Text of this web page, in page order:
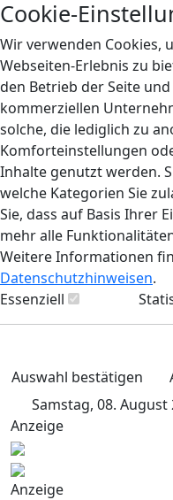
Cookie-
Wir verwenden Cookies,
Webseiten-Erlebnis zu
den Betrieb der Seite
kommerziellen
solche, die lediglich zu
Komforteinstellungen
Inhalte genutzt werden.
welche Kategorien Sie
Sie, dass auf Basis Ihrer
mehr alle
Weitere Informationen
Datenschutzhinweisen.
Essenziell
Auswahl bestätigen
Samstag, 08. August
Anzeige
Anzeige